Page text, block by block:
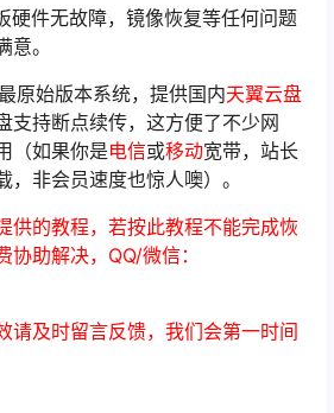
硬件无故障，镜像恢复等任何问题
。
原始版本系统，提供国内天翼云盘
支持断点续传，这方便了不少网
（如果你是电信或移动宽带，站长
，非会员速度也惊人噢）。
供的教程，若按此教程不能完成恢
助解决，QQ/微信：
请及时留言反馈，我们会第一时间